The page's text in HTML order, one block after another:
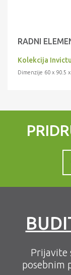
RADNI
Kolekcija
Dimenzije 60 x 90.5 x
Prijavite
posebnim